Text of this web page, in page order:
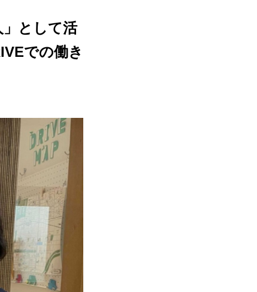
」として活
での働き